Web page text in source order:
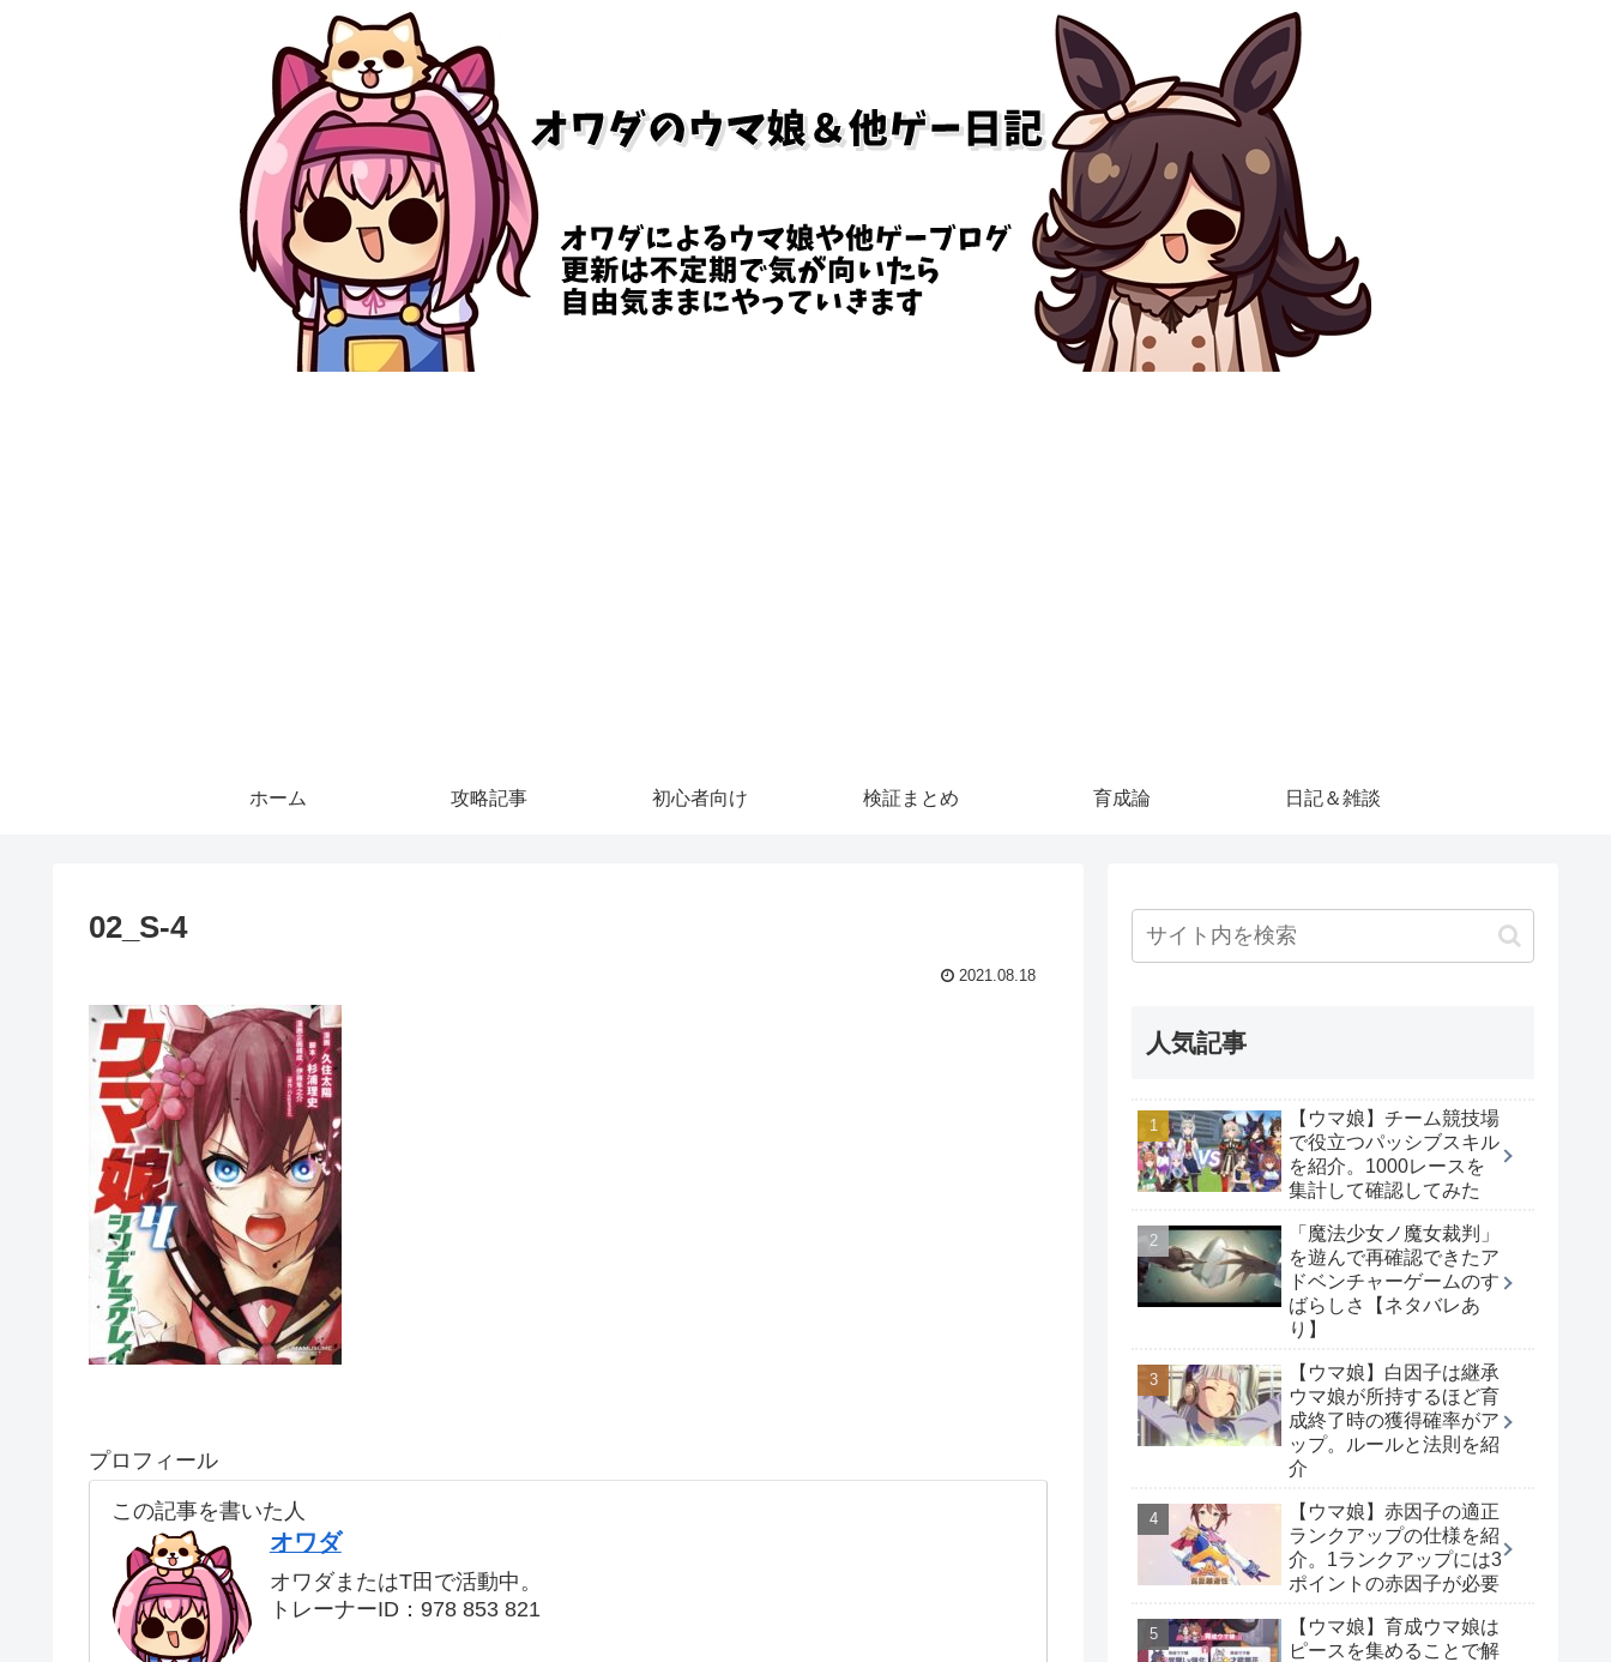
ホーム 攻略記事 初心者向け 検証まとめ 育成論 日記＆雑談
02_S-4
2021.08.18
プロフィール
この記事を書いた人
オワダ
オワダまたはT田で活動中。
トレーナーID：978 853 821
人気記事
【ウマ娘】チーム競技場
で役立つパッシブスキル
を紹介。1000レースを
集計して確認してみた
「魔法少女ノ魔女裁判」
を遊んで再確認できたア
ドベンチャーゲームのす
ばらしさ【ネタバレあ
り】
【ウマ娘】白因子は継承
ウマ娘が所持するほど育
成終了時の獲得確率がア
ップ。ルールと法則を紹
介
【ウマ娘】赤因子の適正
ランクアップの仕様を紹
介。1ランクアップには3
ポイントの赤因子が必要
【ウマ娘】育成ウマ娘は
ピースを集めることで解